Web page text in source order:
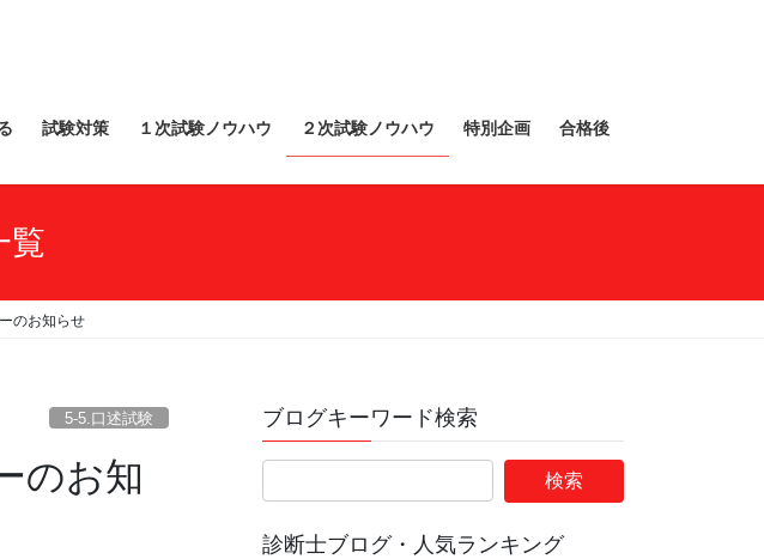
試験対策 １次試験ノウハウ ２次試験ノウハウ 特別企画 合格後
覧
のお知らせ
5-5.口述試験
のお知
ブログキーワード検索
診断士ブログ・人気ランキング